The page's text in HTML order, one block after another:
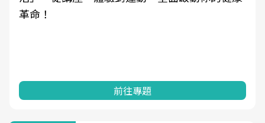
革命！
前往專題